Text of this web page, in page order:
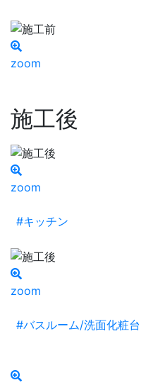
zoom
施工後
zoom
#キッチン
zoom
#バスルーム/洗面化粧台